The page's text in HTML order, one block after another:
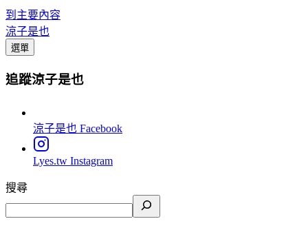
到主要內容
涼子是也
選單
追蹤涼子是也
涼子是也 Facebook
Lyes.tw Instagram
搜尋